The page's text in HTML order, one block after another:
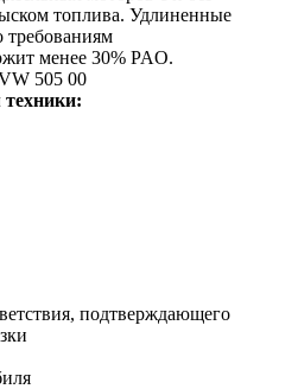
топлива. Удлиненные
требованиям
менее 30% PAO.
505 00
техники:
подтверждающего